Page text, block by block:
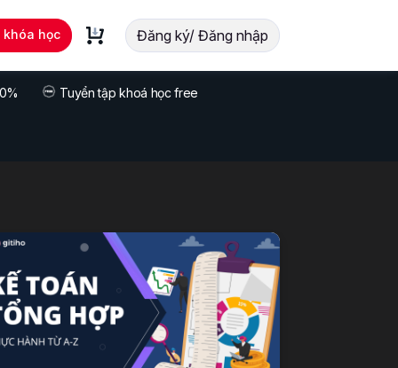
khóa học Đăng ký/ Đăng nhập
Tuyển tập khoá học free